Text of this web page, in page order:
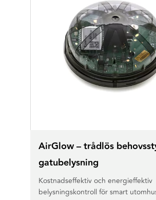
AirGlow – trådlös
gatubelysning
Kostnadseffektiv och energieffektiv
belysningskontroll för smart